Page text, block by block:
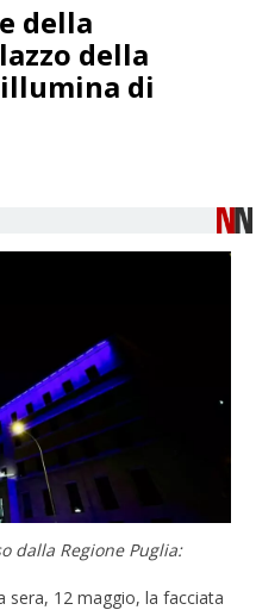
della
della
di
dalla Regione Puglia:
sera, 12 maggio, la facciata